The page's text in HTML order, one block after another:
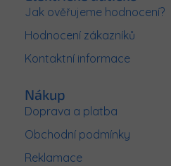
Jak ověřujeme hodnocení?
Hodnocení zákazníků
Kontaktní informace
Nákup
Doprava a platba
Obchodní podmínky
Reklamace